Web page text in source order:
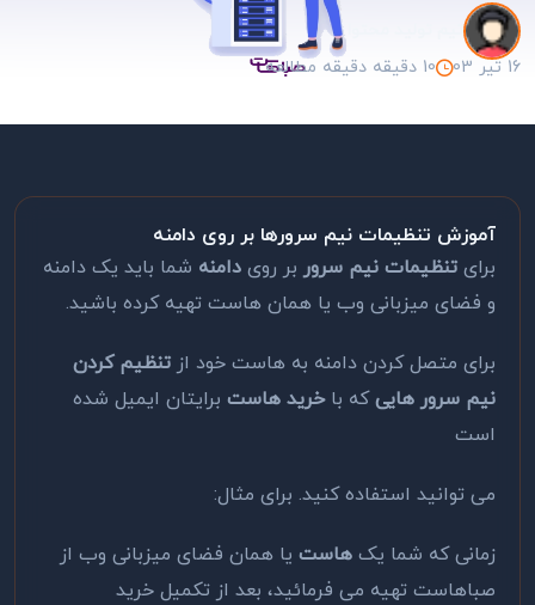
16 تیر 03 10 دقیقه دقیقه مطالعه
آموزش تنظیمات نیم سرورها بر روی دامنه
برای تنظیمات نیم سرور بر روی دامنه شما باید یک دامنه
و فضای میزبانی وب یا همان هاست تهیه کرده باشید.
برای متصل کردن دامنه به هاست خود از تنظیم کردن
نیم سرور هاییکه باخرید هاست برایتان ایمیل شده
است
می توانید استفاده کنید. برای مثال:
زمانی که شما یک هاست یا همان فضای میزبانی وب از
صباهاست تهیه می فرمائید، بعد از تکمیل خرید